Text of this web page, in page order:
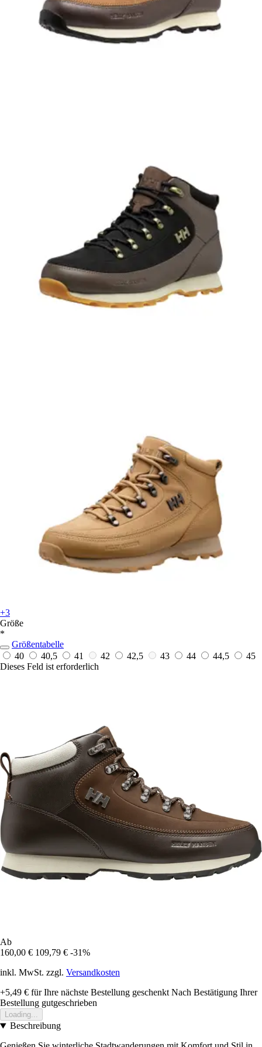
+3
Größe
*
Größentabelle
40
40,5 41 42 42,5 43 44 44,5
45
Dieses Feld ist erforderlich
Ab
160,00 € 109,79 € -31%
inkl. MwSt. zzgl. Versandkosten
+5,49 € für Ihre nächste Bestellung geschenkt Nach Bestätigung Ihrer
Bestellung gutgeschrieben
Loading...
Beschreibung